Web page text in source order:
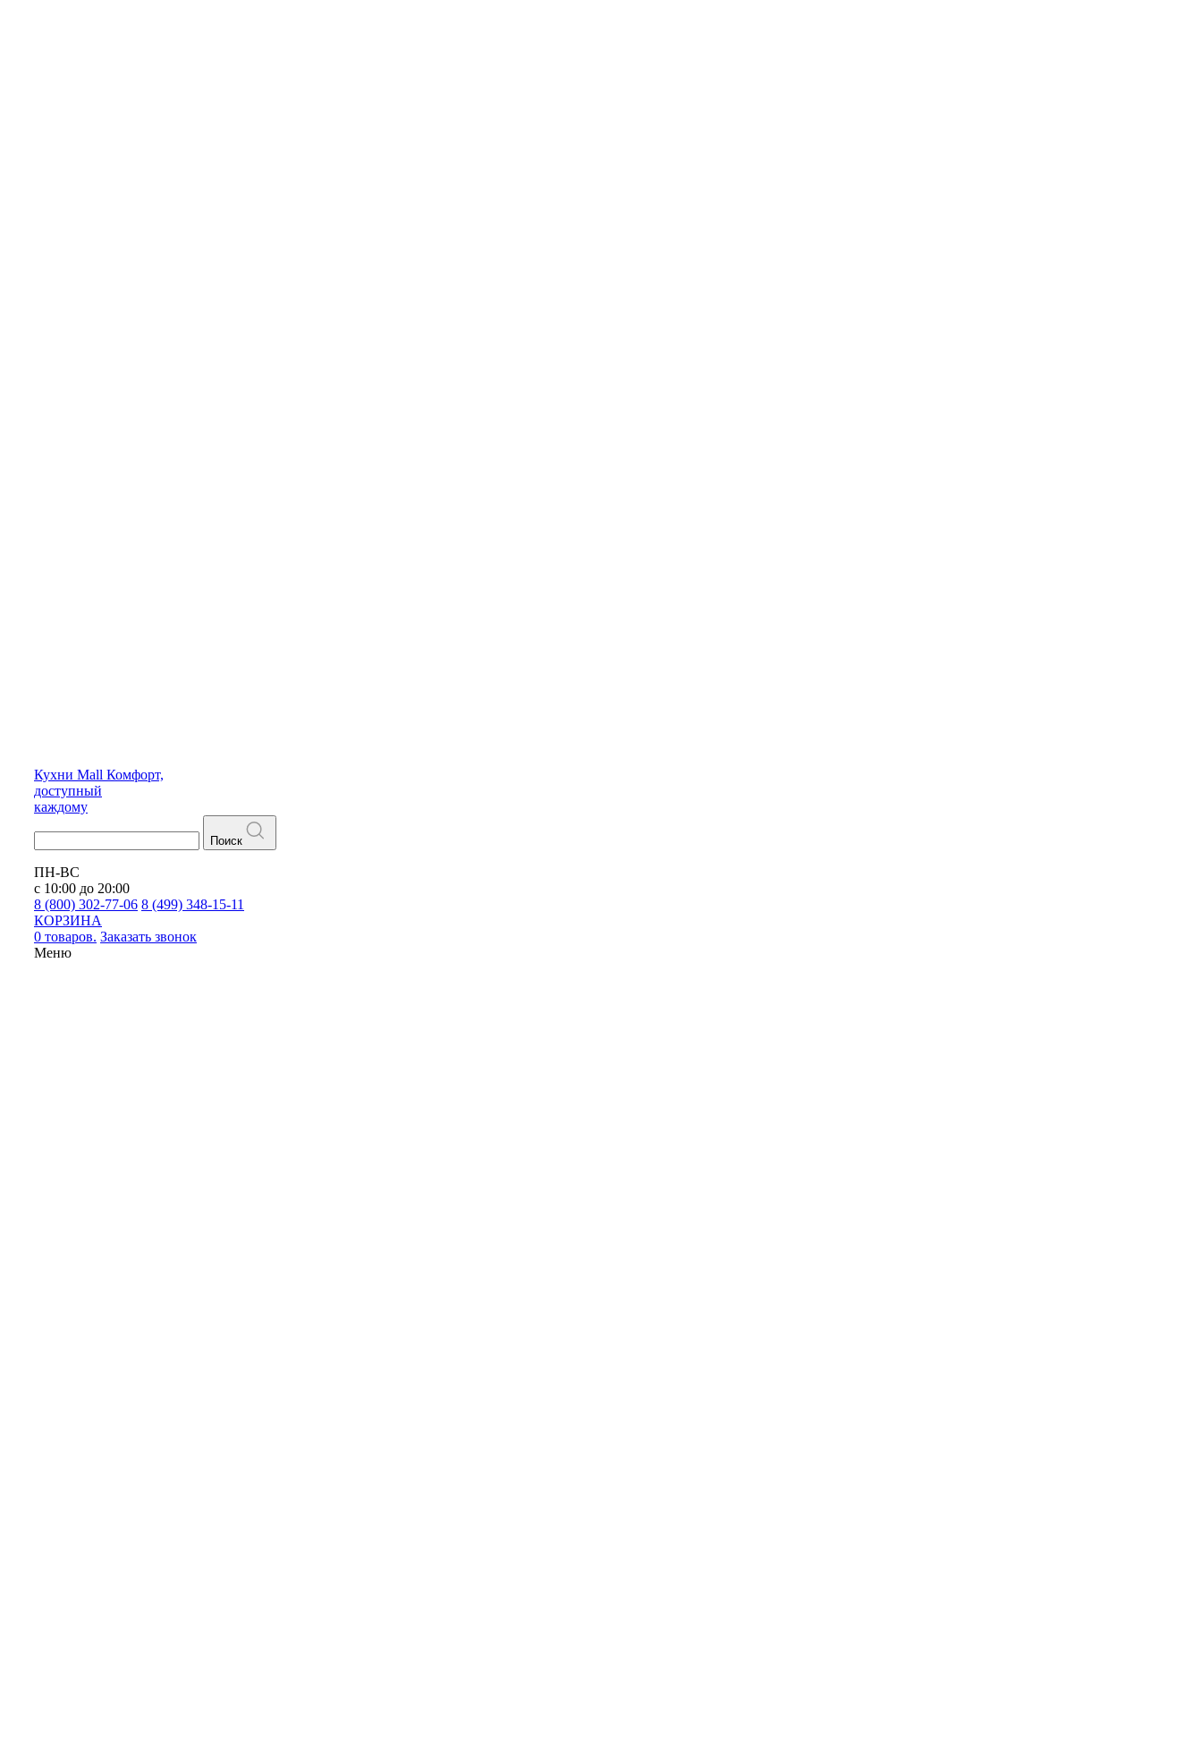
Кухни Mall Комфорт,
доступный
каждому
Поиск
ПН-ВС
с 10:00 до 20:00
8 (800) 302-77-06 8 (499) 348-15-11
КОРЗИНА
0 товаров. Заказать звонок
Меню